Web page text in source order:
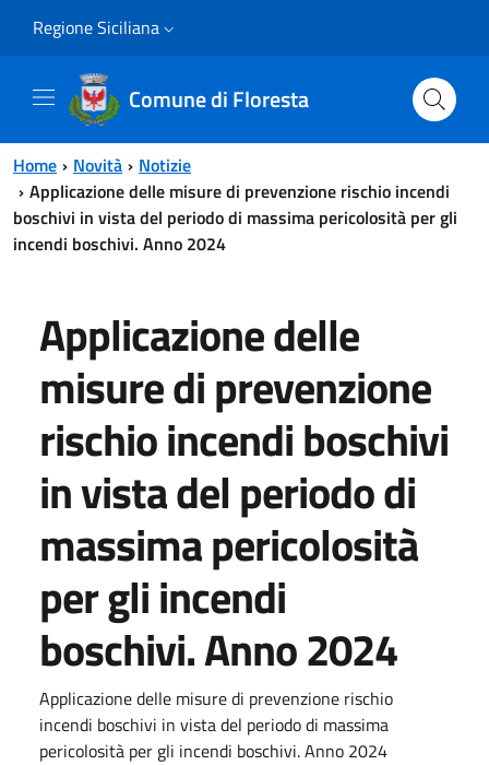
Regione Siciliana
Comune di Floresta
Home Novità
Notizie
Applicazione delle misure di prevenzione rischio incendi
boschivi in vista del periodo di massima pericolosità per gli
incendi boschivi. Anno 2024
Applicazione delle
misure di prevenzione
rischio incendi boschivi
in vista del periodo di
massima pericolosità
per gli incendi
boschivi. Anno 2024
Applicazione delle misure di prevenzione rischio
incendi boschivi in vista del periodo di massima
pericolosità per gli incendi boschivi. Anno 2024